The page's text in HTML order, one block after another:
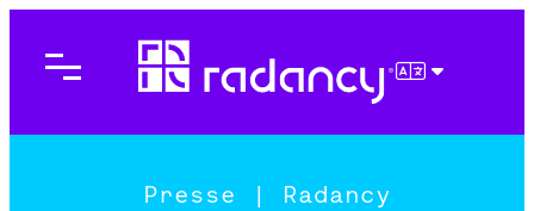
Presse | Radancy